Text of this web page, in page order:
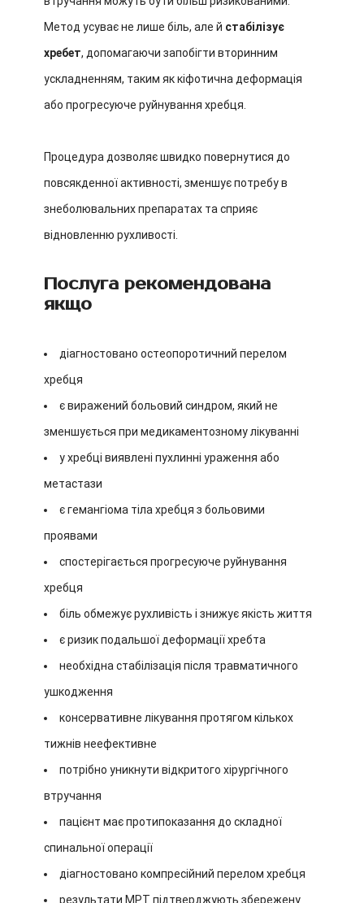
Метод усуває не лише біль, але й стабілізує
хребет, допомагаючи запобігти вторинним
ускладненням, таким як кіфотична деформація
або прогресуюче руйнування хребця.
Процедура дозволяє швидко повернутися до
повсякденної активності, зменшує потребу в
знеболювальних препаратах та сприяє
відновленню рухливості.
Послуга рекомендована
якщо
діагностовано остеопоротичний перелом
хребця
є виражений больовий синдром, який не
зменшується при медикаментозному лікуванні
у хребці виявлені пухлинні ураження або
метастази
є гемангіома тіла хребця з больовими
проявами
спостерігається прогресуюче руйнування
хребця
біль обмежує рухливість і знижує якість життя
є ризик подальшої деформації хребта
необхідна стабілізація після травматичного
ушкодження
консервативне лікування протягом кількох
тижнів неефективне
потрібно уникнути відкритого хірургічного
втручання
пацієнт має протипоказання до складної
спинальної операції
діагностовано компресійний перелом хребця
результати МРТ підтверджують збережену